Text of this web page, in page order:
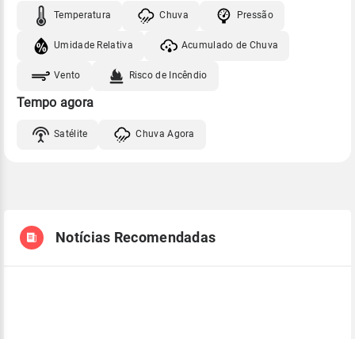
Temperatura Chuva Pressão
Umidade Relativa Acumulado de Chuva
Vento Risco de Incêndio
Tempo agora
Satélite Chuva Agora
Notícias Recomendadas